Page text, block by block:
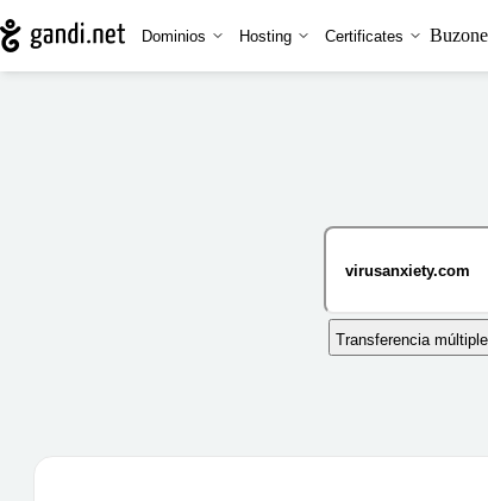
Dominios Hosting Certificates
Transferencia múltiple